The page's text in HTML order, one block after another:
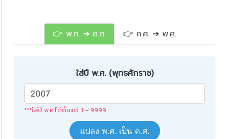
👉 พ.ศ. ➔ ค.ศ. 👉 ค.ศ. ➔ พ.ศ.
ใส่ปี พ.ศ. (พุทธศักราช)
***ใส่ปี พ.ศ.ได้ตั้งแต่ 1 - 9999
แปลง พ.ศ. เป็น ค.ศ.